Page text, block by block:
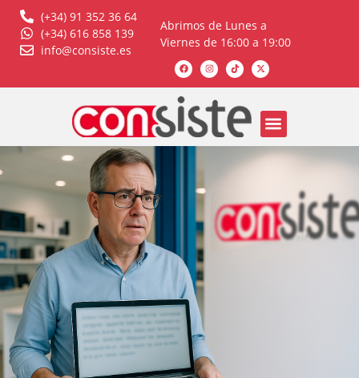
(+34) 91 352 36 64
(+34) 616 858 139
info@consiste.es
Abrimos de Lunes a
Viernes de 16:00 a 19:00